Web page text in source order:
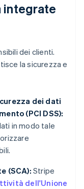
integrate
dei clienti.
la sicurezza e
dei dati
(PCI DSS):
in modo tale
(SCA):Stripe
dell'Unione